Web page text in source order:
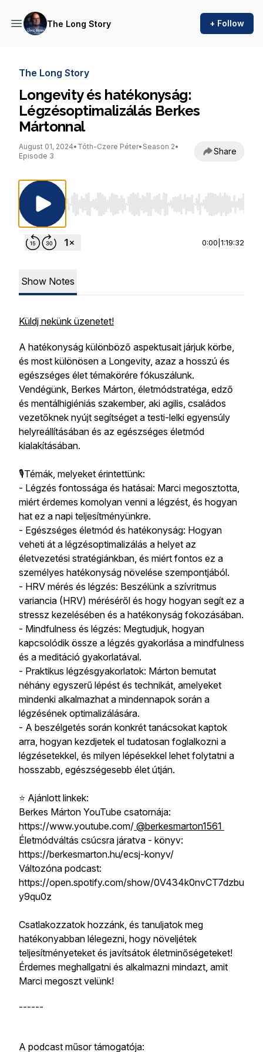
The Long Story + Follow
The Long Story
Longevity és hatékonyság:
Légzésoptimalizálás Berkes
Mártonnal
August 01, 2024• Tóth-Czere Péter• Season 2•
Episode 3
Share
Use Left/Right to seek, Home/End to jump to
0:00 1:19:32
Show Notes
Küldj nekünk üzenetet!
A hatékonyság különböző aspektusait járjuk körbe,
és most különösen a Longevity, azaz a hosszú és
egészséges élet témakörére fókuszálunk.
Vendégünk, Berkes Márton, életmódstratéga, edző
és mentálhigiéniás szakember, aki agilis, családos
vezetőknek nyújt segítséget a testi-lelki egyensúly
helyreállításában és az egészséges életmód
kialakításában.
🎙Témák, melyeket érintettünk:
- Légzés fontossága és hatásai: Marci megosztotta,
miért érdemes komolyan venni a légzést, és hogyan
hat ez a napi teljesítményünkre.
- Egészséges életmód és hatékonyság: Hogyan
veheti át a légzésoptimalizálás a helyet az
életvezetési stratégiánkban, és miért fontos ez a
személyes hatékonyság növelése szempontjából.
- HRV mérés és légzés: Beszélünk a szívritmus
variancia (HRV) méréséről és hogy hogyan segít ez a
stressz kezelésében és a hatékonyság fokozásában.
- Mindfulness és légzés: Megtudjuk, hogyan
kapcsolódik össze a légzés gyakorlása a mindfulness
és a meditáció gyakorlatával.
- Praktikus légzésgyakorlatok: Márton bemutat
néhány egyszerű lépést és technikát, amelyeket
mindenki alkalmazhat a mindennapok során a
légzésének optimalizálására.
- A beszélgetés során konkrét tanácsokat kaptok
arra, hogyan kezdjetek el tudatosan foglalkozni a
légzésetekkel, és milyen lépésekkel lehet folytatni a
hosszabb, egészségesebb élet útján.
⭐️ Ajánlott linkek:
Berkes Márton YouTube csatornája:
https://www.youtube.com/ @berkesmarton1561
Életmódváltás csúcsra járatva - könyv:
https://berkesmarton.hu/ecsj-konyv/
Változóna podcast:
https://open.spotify.com/show/0V434k0nvCT7dzbu
y9qu0z
Csatlakozzatok hozzánk, és tanuljatok meg
hatékonyabban lélegezni, hogy növeljétek
teljesítményeteket és javítsátok életminőségeteket!
Érdemes meghallgatni és alkalmazni mindazt, amit
Marci megoszt velünk!
------
A podcast műsor támogatója: